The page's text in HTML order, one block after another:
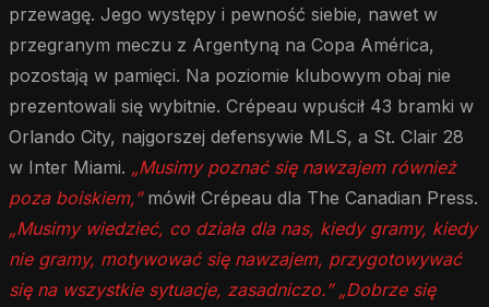
przewagę. Jego występy i pewność siebie, nawet w
przegranym meczu z Argentyną na Copa América,
pozostają w pamięci. Na poziomie klubowym obaj nie
prezentowali się wybitnie. Crépeau wpuścił 43 bramki w
Orlando City, najgorszej defensywie MLS, a St. Clair 28
w Inter Miami. „Musimy poznać się nawzajem również
poza boiskiem,”mówił Crépeau dla The Canadian Press.
„Musimy wiedzieć, co działa dla nas, kiedy gramy, kiedy
nie gramy, motywować się nawzajem, przygotowywać
się na wszystkie sytuacje, zasadniczo.” „Dobrze się